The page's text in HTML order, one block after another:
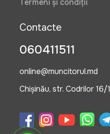
Termeni și condiții
Contacte
060411511
online@muncitorul.md
Chișinău, str. Codrilor 16/1